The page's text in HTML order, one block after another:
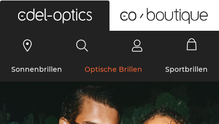
Sonnenbrillen Optische Brillen Sportbrillen